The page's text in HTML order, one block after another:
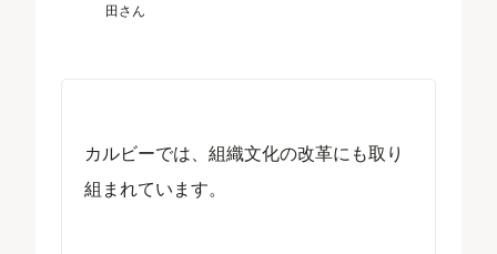
田さん
カルビーでは、組織文化の改革にも取り
組まれています。